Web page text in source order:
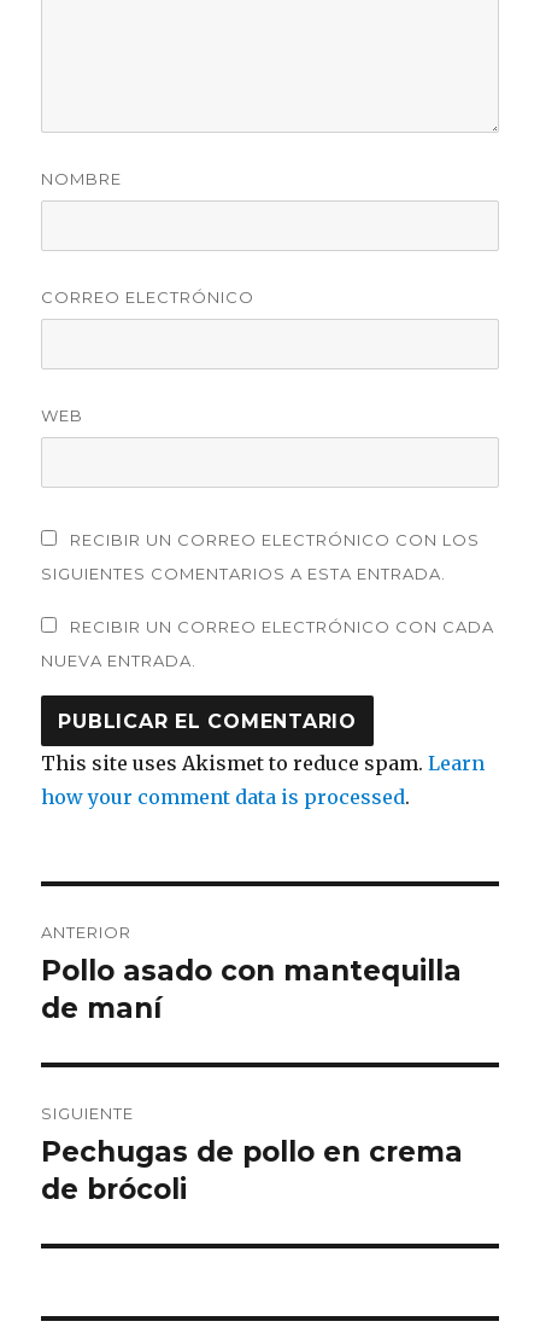
NOMBRE
CORREO ELECTRÓNICO
WEB
RECIBIR UN CORREO ELECTRÓNICO CON LOS
SIGUIENTES COMENTARIOS A ESTA ENTRADA.
RECIBIR UN CORREO ELECTRÓNICO CON CADA
NUEVA ENTRADA.
This site uses Akismet to reduce spam.Learn
how your comment data is processed.
de
entradas
ANTERIOR
Entrada
anterior:
Pollo asado con mantequilla
de maní
SIGUIENTE
Entrada
siguiente:
Pechugas de pollo en crema
de brócoli